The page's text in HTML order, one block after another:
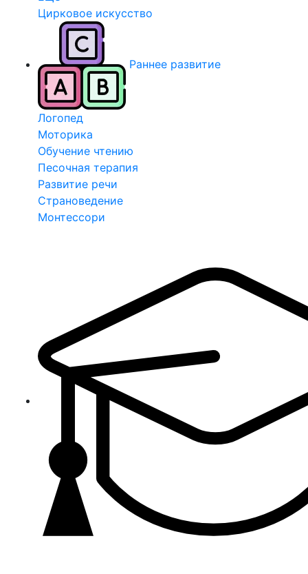
Цирковое искусство
Раннее развитие
Логопед
Моторика
Обучение чтению
Песочная терапия
Развитие речи
Страноведение
Монтессори